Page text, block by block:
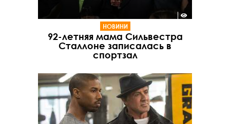
НОВИНИ
92-летняя мама Сильвестра
Сталлоне записалась в
спортзал